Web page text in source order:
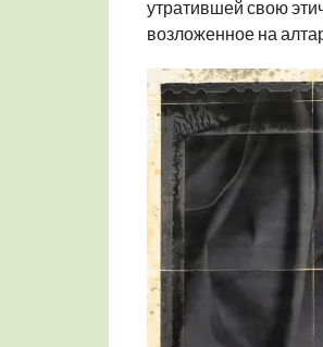
утратившей свою
возложенное на